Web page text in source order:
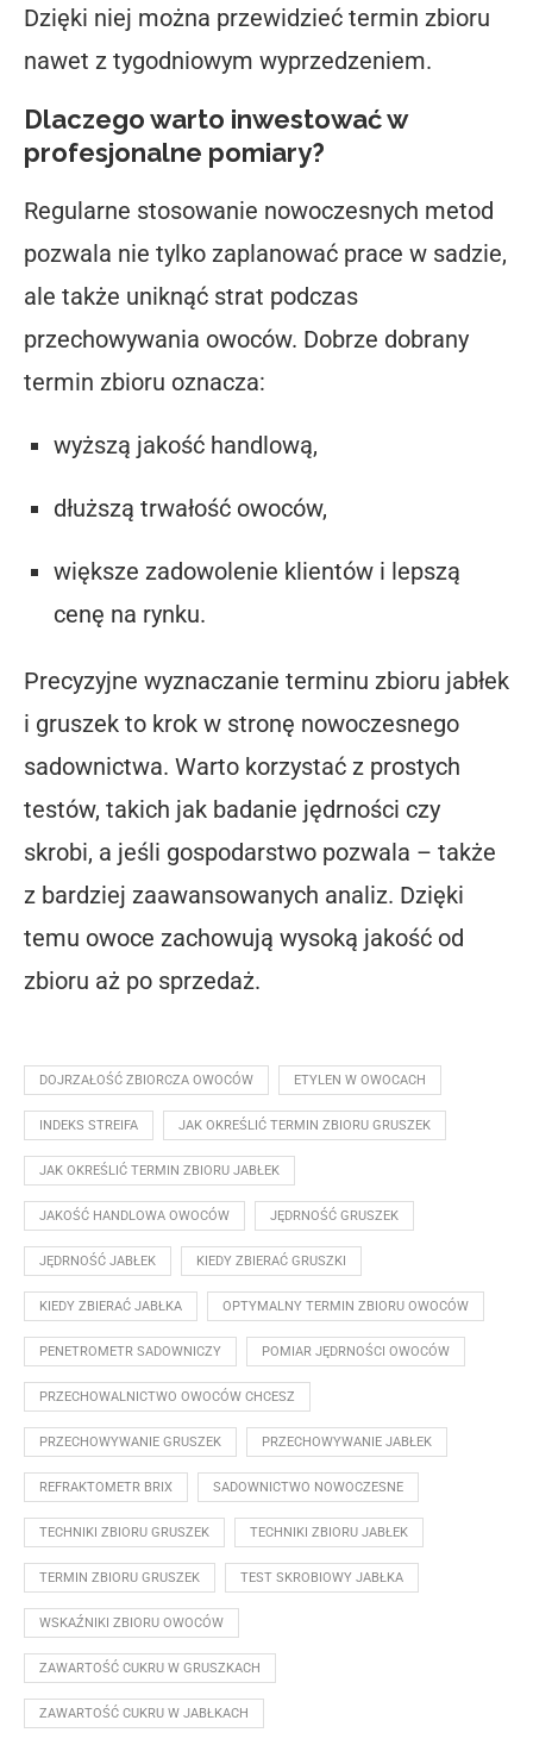
Dzięki niej można przewidzieć termin zbioru
nawet z tygodniowym wyprzedzeniem.
Dlaczego warto inwestować w
profesjonalne pomiary?
Regularne stosowanie nowoczesnych metod
pozwala nie tylko zaplanować prace w sadzie,
ale także uniknąć strat podczas
przechowywania owoców. Dobrze dobrany
termin zbioru oznacza:
wyższą jakość handlową,
dłuższą trwałość owoców,
większe zadowolenie klientów i lepszą
cenę na rynku.
Precyzyjne wyznaczanie terminu zbioru jabłek
i gruszek to krok w stronę nowoczesnego
sadownictwa. Warto korzystać z prostych
testów, takich jak badanie jędrności czy
skrobi, a jeśli gospodarstwo pozwala – także
z bardziej zaawansowanych analiz. Dzięki
temu owoce zachowują wysoką jakość od
zbioru aż po sprzedaż.
DOJRZAŁOŚĆ ZBIORCZA OWOCÓW ETYLEN W OWOCACH
INDEKS STREIFA JAK OKREŚLIĆ TERMIN ZBIORU GRUSZEK
JAK OKREŚLIĆ TERMIN ZBIORU JABŁEK
JAKOŚĆ HANDLOWA OWOCÓW JĘDRNOŚĆ GRUSZEK
JĘDRNOŚĆ JABŁEK KIEDY ZBIERAĆ GRUSZKI
KIEDY ZBIERAĆ JABŁKA OPTYMALNY TERMIN ZBIORU OWOCÓW
PENETROMETR SADOWNICZY POMIAR JĘDRNOŚCI OWOCÓW
PRZECHOWALNICTWO OWOCÓW CHCESZ
PRZECHOWYWANIE GRUSZEK PRZECHOWYWANIE JABŁEK
REFRAKTOMETR BRIX SADOWNICTWO NOWOCZESNE
TECHNIKI ZBIORU GRUSZEK TECHNIKI ZBIORU JABŁEK
TERMIN ZBIORU GRUSZEK TEST SKROBIOWY JABŁKA
WSKAŹNIKI ZBIORU OWOCÓW
ZAWARTOŚĆ CUKRU W GRUSZKACH
ZAWARTOŚĆ CUKRU W JABŁKACH